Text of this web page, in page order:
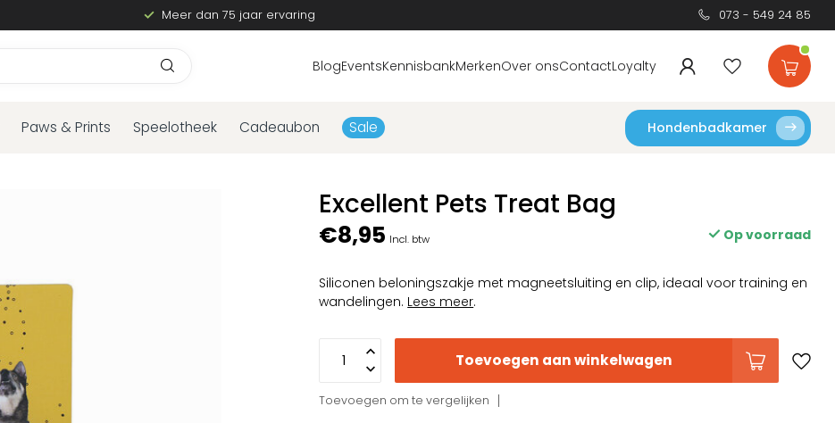
Meer dan 75 jaar ervaring 073 - 549 24 85
BlogEventsKennisbankMerkenOver onsContactLoyalty
Paws & Prints Speelotheek Cadeaubon Sale Hondenbadkamer
Excellent Pets Treat Bag
€8,95 Incl. btw Op voorraad
Siliconen beloningszakje met magneetsluiting en clip, ideaal voor training en
wandelingen. Lees meer.
Toevoegen aan winkelwagen
Toevoegen om te vergelijken